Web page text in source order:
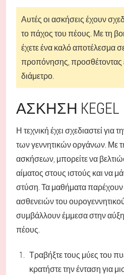
Αυτές οι ασκήσεις έχουν
το πάχος του πέους. Με τη
έχετε ένα καλό αποτέλεσμα
προπόνησης, προσθέτοντας
διάμετρο.
ΆΣΚΗΣΗ KEGEL
Η τεχνική έχει σχεδιαστεί
των γεννητικών οργάνων. Με
ασκήσεων, μπορείτε να
αίματος στους ιστούς και να
στύση. Τα μαθήματα παρέχουν
ασθενειών του
συμβάλλουν έμμεσα στην
πέους.
Τραβήξτε τους μύες του
κρατήστε την ένταση για